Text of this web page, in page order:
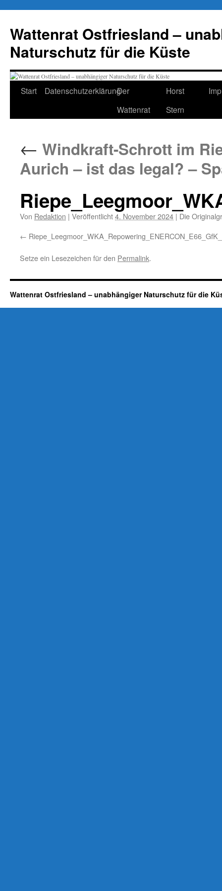
springen
Wattenrat Ostfriesland –
Naturschutz für die Küste
Start DatenschutzerklärungDer
Wattenrat
Horst
Stern
← Windkraft-Schrott im
Aurich – ist das legal? –
Von Redaktion | Veröffentlicht4. November 2024 | Die
Setze ein Lesezeichen für den Permalink.
Wattenrat Ostfriesland – unabhängiger Naturschutz für die